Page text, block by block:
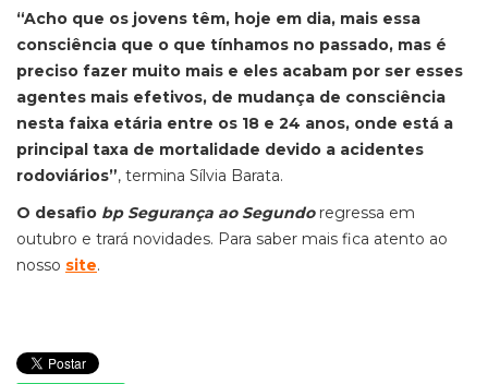
“Acho que os jovens têm, hoje em dia, mais essa
consciência que o que tínhamos no passado, mas é
preciso fazer muito mais e eles acabam por ser esses
agentes mais efetivos, de mudança de consciência
nesta faixa etária entre os 18 e 24 anos, onde está a
principal taxa de mortalidade devido a acidentes
rodoviários”, termina Sílvia Barata.
O desafio bp Segurança ao Segundoregressa em
outubro e trará novidades. Para saber mais fica atento ao
nosso site.